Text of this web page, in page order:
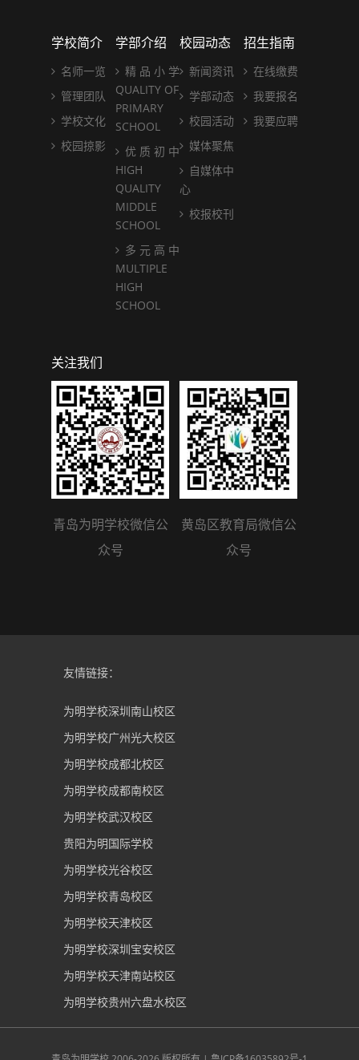
学校简介
名师一览
管理团队
学校文化
校园掠影
学部介绍
精 品 小 学
QUALITY OF
PRIMARY
SCHOOL
优 质 初 中
HIGH
QUALITY
MIDDLE
SCHOOL
多 元 高 中
MULTIPLE
HIGH
SCHOOL
校园动态
新闻资讯
学部动态
校园活动
媒体聚焦
自媒体中
心
校报校刊
招生指南
在线缴费
我要报名
我要应聘
关注我们
青岛为明学校微信公
众号
黄岛区教育局微信公
众号
友情链接：
为明学校深圳南山校区
为明学校广州光大校区
为明学校成都北校区
为明学校成都南校区
为明学校武汉校区
贵阳为明国际学校
为明学校光谷校区
为明学校青岛校区
为明学校天津校区
为明学校深圳宝安校区
为明学校天津南站校区
为明学校贵州六盘水校区